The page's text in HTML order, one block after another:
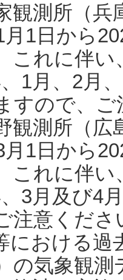
観測所（
月1日から
これに伴い
1月、2月
すので、
観測所（
月1日から
これに伴い
3月及び4
注意くだ
における過
の気象観